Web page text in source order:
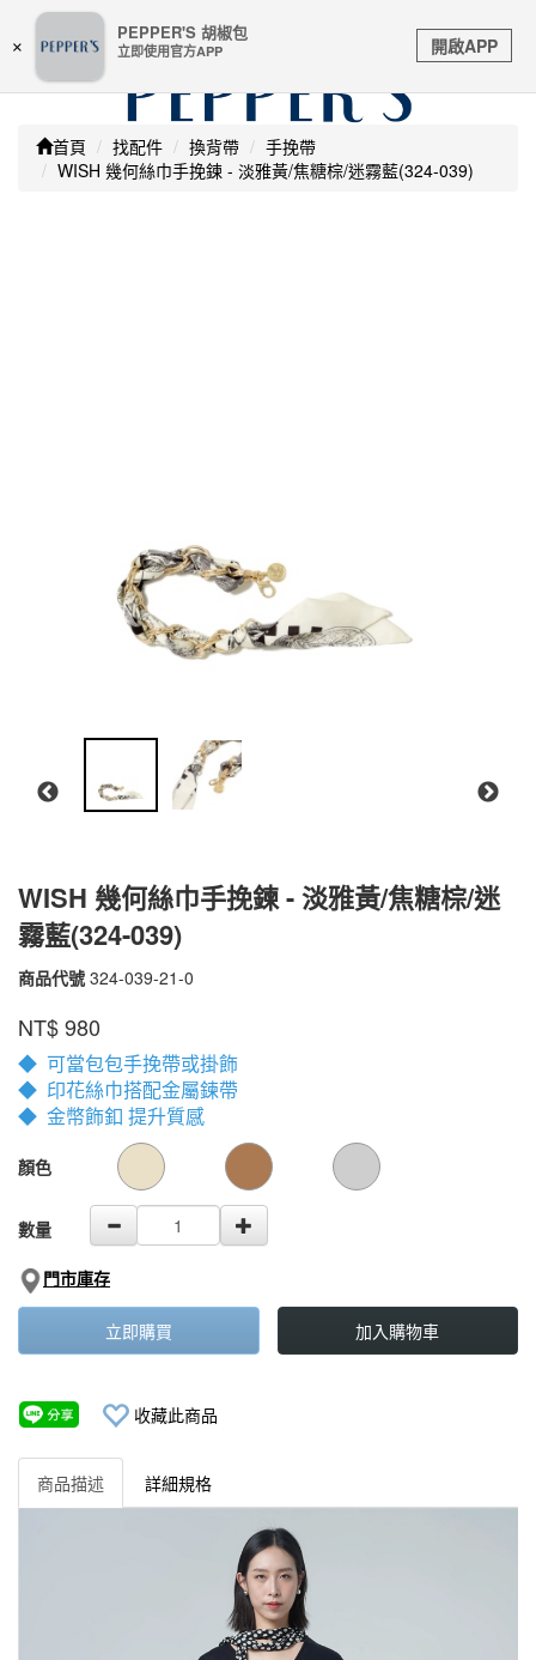
嚴防詐騙 | 本站未透過任何名義要求核對購物資訊 及 信用
卡號等私人資訊，請立即掛斷並撥打165反詐騙專線
Toggle
navigation
首頁 找配件 換背帶
手挽帶
WISH 幾何絲巾手挽鍊 - 淡雅黃/焦糖棕/迷霧藍(324-039)
WISH 幾何絲巾手挽鍊 - 淡雅黃/焦糖棕/迷
霧藍(324-039)
商品代號 324-039-21-0
324-
21-
0
品牌 PEPPER'S
NT$980
◆ 可當包包手挽帶或掛飾
◆ 印花絲巾搭配金屬鍊帶
◆ 金幣飾釦 提升質感
GOODS000000000000001852173
顏色
數量
門市庫存
立即購買 加入購物車
收藏此商品
商品描述 詳細規格
×
PEPPER'S 胡椒包
立即使用官方APP 開啟APP